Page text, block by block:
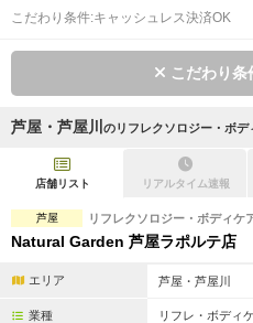
初回割引あり
団体割引
2名様歓迎
こだわり条件:キャッシュレス決済OK
こだわり条
芦屋・芦屋川 のリフレクソロジー・ボデ
店舗リスト リアルタイム速報
芦屋 リフレクソロジー・ボディケ
Natural Garden 芦屋ラポルテ店
エリア 芦屋・芦屋川
業種 リフレ・ボディ